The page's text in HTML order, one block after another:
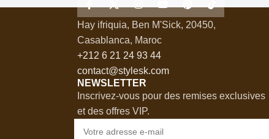
Hay ifriquia, Ben M'Sick, 20450,
Casablanca, Maroc
+212 6 21 24 93 44
contact@stylesk.com
NEWSLETTER
Inscrivez-vous pour des remises exclusives
et des offres VIP.